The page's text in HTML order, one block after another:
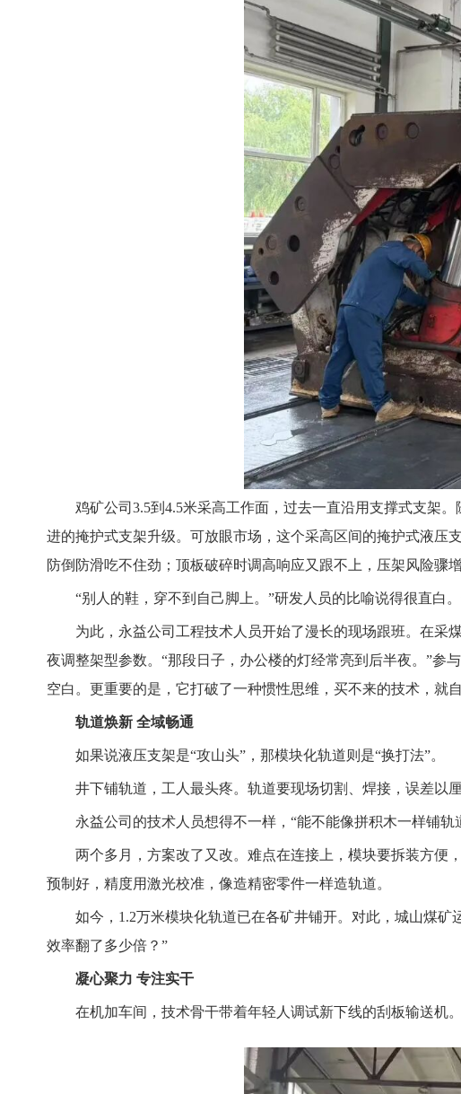
鸡矿公司3.5到4.5米采高工作面，过去一直沿用支撑式支架
进的掩护式支架升级。可放眼市场，这个采高区间的掩护式液压
防倒防滑吃不住劲；顶板破碎时调高响应又跟不上，压架风险骤增
“别人的鞋，穿不到自己脚上。”研发人员的比喻说得很直白
为此，永益公司工程技术人员开始了漫长的现场跟班。在采
夜调整架型参数。“那段日子，办公楼的灯经常亮到后半夜。”
空白。更重要的是，它打破了一种惯性思维，买不来的技术，就自
轨道焕新 全域畅通
如果说液压支架是“攻山头”，那模块化轨道则是“换打法”。
井下铺轨道，工人最头疼。轨道要现场切割、焊接，误差以
永益公司的技术人员想得不一样，“能不能像拼积木一样铺轨
两个多月，方案改了又改。难点在连接上，模块要拆装方便
预制好，精度用激光校准，像造精密零件一样造轨道。
如今，1.2万米模块化轨道已在各矿井铺开。对此，城山煤
效率翻了多少倍？”
凝心聚力 专注实干
在机加车间，技术骨干带着年轻人调试新下线的刮板输送机